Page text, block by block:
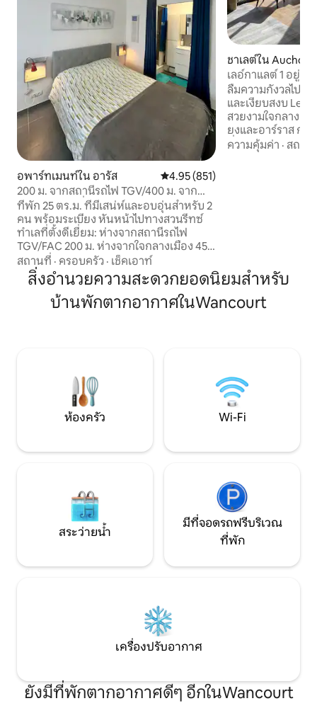
อพาร์ทเมนท์ใน อารัส คะแนนเฉลี่ย 4.95 จาก 5, 851 รีวิว
4.95 (851)
200 ม. จากสถานีรถไฟ TGV/400 ม. จาก
ใจกลางเมือง ที่จอดรถฟรี
ที่พัก 25 ตร.ม. ที่มีเสน่ห์และอบอุ่นสำหรับ 2
คน พร้อมระเบียง หันหน้าไปทางสวนรีทซ์
ทำเลที่ตั้งดีเยี่ยม: ห่างจากสถานีรถไฟ
TGV/FAC 200 ม. ห่างจากใจกลางเมือง 450
ม. (หอระฆัง ร้านอาหาร บาร์ โรงภาพยนตร์
ฯลฯ) ห่างจากงานแสดงสินค้า 400 เมตร
ห่างจากโรงเรียนกี มอลเลต์ 1 กม. เดินไปได้
ไกลแล้ว! มีที่จอดรถฟรีขนาดใหญ่ 250 คัน
สถานที่ · ครอบครัว · เช็คเอาท์
ชาเลต์ใน
เลอ์กาแลต์ 1 อยู่ท่
ลืมความกังวลไปไ
และเงียบสงบ Les
สวยงามใจกลางชนบทปิกา
ยงและอาร์ราส ก
ที่สมบูรณ์แบบสำห
เต็มไปด้วยความท
ความคุ้มค่า · สถาน
สิ่งอำนวยความสะดวกยอดนิยมสำหรับ
บ้านพักตากอากาศในWancourt
ห้องครัว Wi-Fi
สระว่ายน้ำ
มีที่จอดรถฟรีบริเวณ
ที่พัก
เครื่องปรับอากาศ
ยังมีที่พักตากอากาศดีๆ อีกในWancourt